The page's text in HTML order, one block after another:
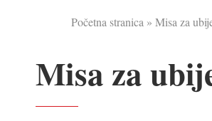
Početna stranica » Misa za
Misa za